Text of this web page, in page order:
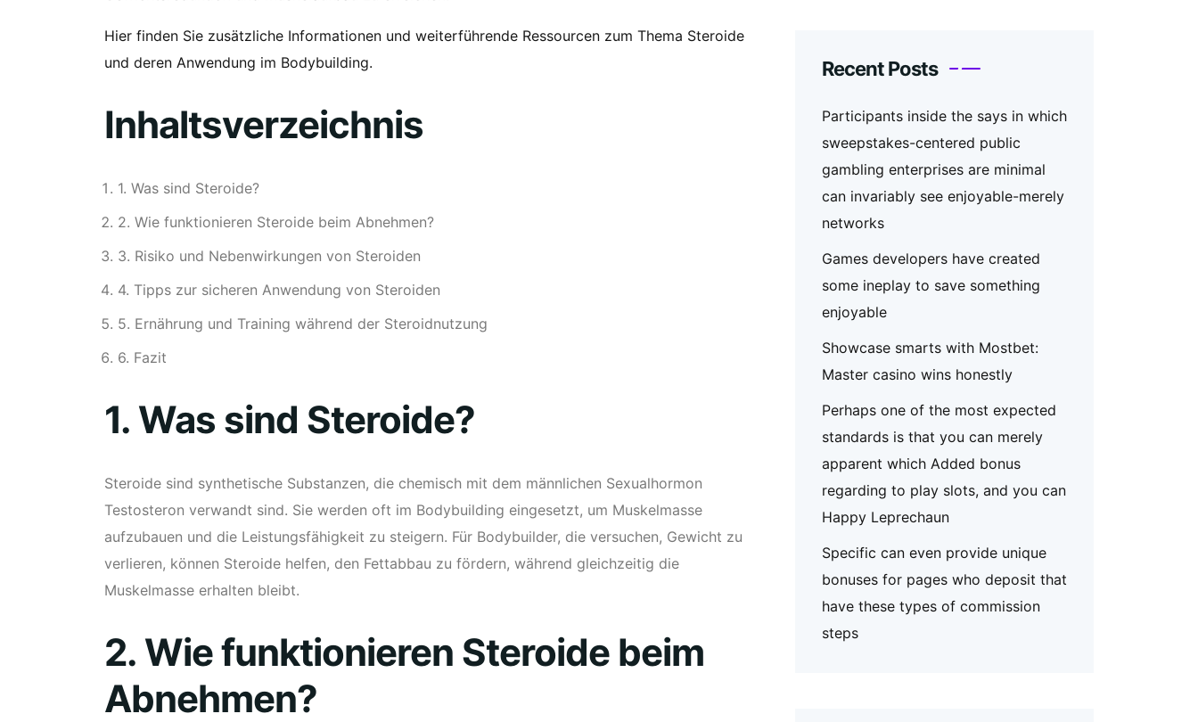
Hier finden Sie zusätzliche Informationen und weiterführende Ressourcen zum Thema Steroide
und deren Anwendung im Bodybuilding.
Inhaltsverzeichnis
1. Was sind Steroide?
2. Wie funktionieren Steroide beim Abnehmen?
3. Risiko und Nebenwirkungen von Steroiden
4. Tipps zur sicheren Anwendung von Steroiden
5. Ernährung und Training während der Steroidnutzung
6. Fazit
1. Was sind Steroide?
Steroide sind synthetische Substanzen, die chemisch mit dem männlichen Sexualhormon
Testosteron verwandt sind. Sie werden oft im Bodybuilding eingesetzt, um Muskelmasse
aufzubauen und die Leistungsfähigkeit zu steigern. Für Bodybuilder, die versuchen, Gewicht zu
verlieren, können Steroide helfen, den Fettabbau zu fördern, während gleichzeitig die
Muskelmasse erhalten bleibt.
2. Wie funktionieren Steroide beim
Abnehmen?
Recent Posts
Participants inside the says in which
sweepstakes-centered public
gambling enterprises are minimal
can invariably see enjoyable-merely
networks
Games developers have created
some ineplay to save something
enjoyable
Showcase smarts with Mostbet:
Master casino wins honestly
Perhaps one of the most expected
standards is that you can merely
apparent which Added bonus
regarding to play slots, and you can
Happy Leprechaun
Specific can even provide unique
bonuses for pages who deposit that
have these types of commission
steps